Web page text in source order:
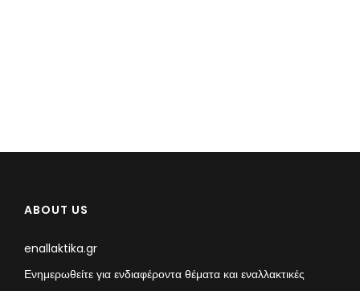
ABOUT US
enallaktika.gr
Ενημερωθείτε για ενδιαφέροντα θέματα και εναλλακτικές